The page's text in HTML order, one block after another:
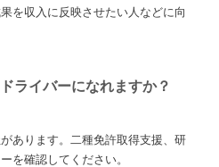
を収入に反映させたい人などに向
ライバーになれますか？
あります。二種免許取得支援、研
を確認してください。